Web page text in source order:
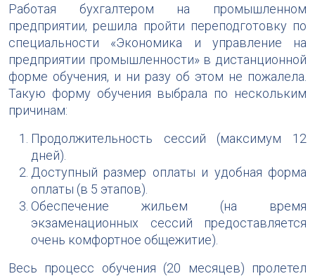
Работая бухгалтером на промышленном
предприятии, решила пройти переподготовку по
специальности «Экономика и управление на
предприятии промышленности» в дистанционной
форме обучения, и ни разу об этом не пожалела.
Такую форму обучения выбрала по нескольким
причинам:
Продолжительность сессий (максимум 12
дней).
Доступный размер оплаты и удобная форма
оплаты (в 5 этапов).
Обеспечение жильем (на время
экзаменационных сессий предоставляется
очень комфортное общежитие).
Весь процесс обучения (20 месяцев) пролетел